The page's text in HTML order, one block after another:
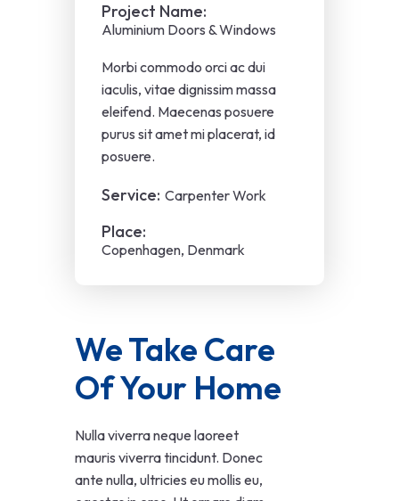
We Take Care
Of Your Home
Nulla viverra neque laoreet
mauris viverra tincidunt. Donec
ante nulla, ultricies eu mollis eu,
Project Name:
Aluminium Doors & Windows
Morbi commodo orci ac dui
iaculis, vitae dignissim massa
eleifend. Maecenas posuere
purus sit amet mi placerat, id
posuere.
Service: Carpenter Work
Place:
Copenhagen, Denmark